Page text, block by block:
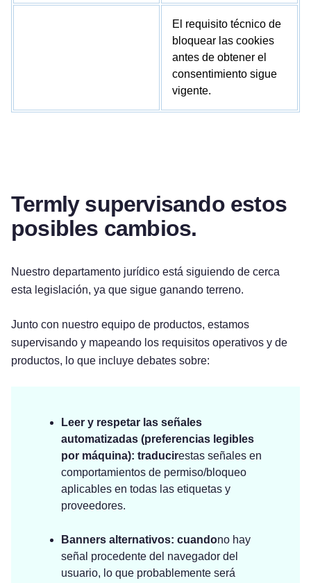
El requisito técnico de
bloquear las cookies
antes de obtener el
consentimiento sigue
vigente.
Termly supervisando estos
posibles cambios.
Nuestro departamento jurídico está siguiendo de cerca
esta legislación, ya que sigue ganando terreno.
Junto con nuestro equipo de productos, estamos
supervisando y mapeando los requisitos operativos y de
productos, lo que incluye debates sobre:
Leer y respetar las señales
automatizadas (preferencias legibles
por máquina): traducirestas señales en
comportamientos de permiso/bloqueo
aplicables en todas las etiquetas y
proveedores.
Banners alternativos: cuandono hay
señal procedente del navegador del
usuario, lo que probablemente será